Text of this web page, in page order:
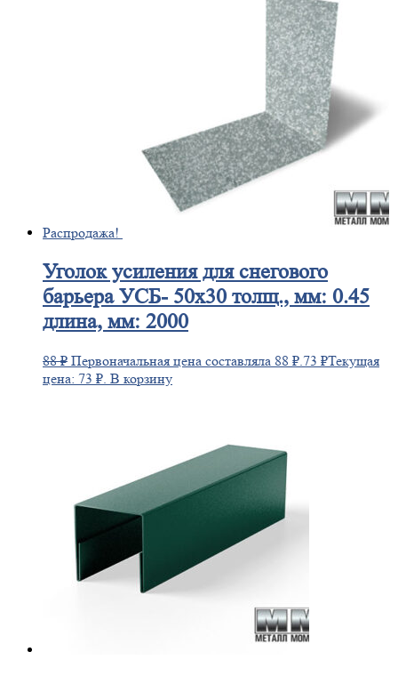
Распродажа!
Уголокусиления для снегового
барьера УСБ- 50х30 толщ., мм: 0.45
длина, мм: 2000
88₽ Первоначальная цена составляла 88 ₽.73 ₽Текущая
цена: 73 ₽. В корзину